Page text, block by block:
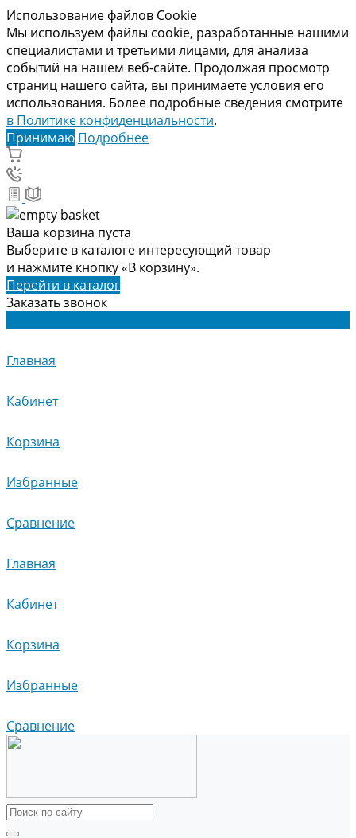
Использование файлов Cookie
Мы используем файлы cookie, разработанные нашими
специалистами и третьими лицами, для анализа
событий на нашем веб-сайте. Продолжая просмотр
страниц нашего сайта, вы принимаете условия его
использования. Более подробные сведения смотрите
в Политике конфиденциальности.
Принимаю Подробнее
Ваша корзина пуста
Выберите в каталоге интересующий товар
и нажмите кнопку «В корзину».
Перейти в каталог
Заказать звонок
Главная
Кабинет
Корзина
Избранные
Сравнение
Главная
Кабинет
Корзина
Избранные
Сравнение